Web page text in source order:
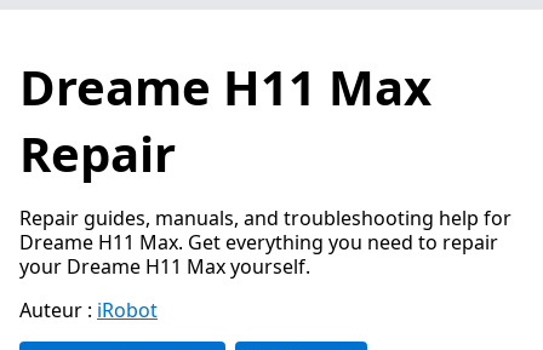
Dreame H11 Max
Repair
Repair guides, manuals, and troubleshooting help for
Dreame H11 Max. Get everything you need to repair
your Dreame H11 Max yourself.
Auteur : iRobot